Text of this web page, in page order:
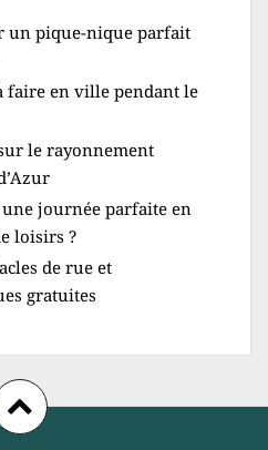
un pique-nique parfait
faire en ville pendant le
le rayonnement
journée parfaite en
loisirs ?
de rue et
gratuites